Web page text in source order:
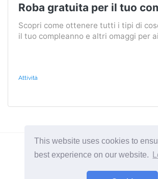
This website uses cookies to
best experience on our website.
Roba gratuita per il tuo
Scopri come ottenere tutti i tipi di
il tuo compleanno e altri omaggi per
Attività
2026 ©BuruNews